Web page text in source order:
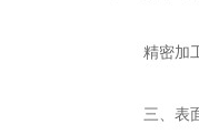
精密加工
三、表面